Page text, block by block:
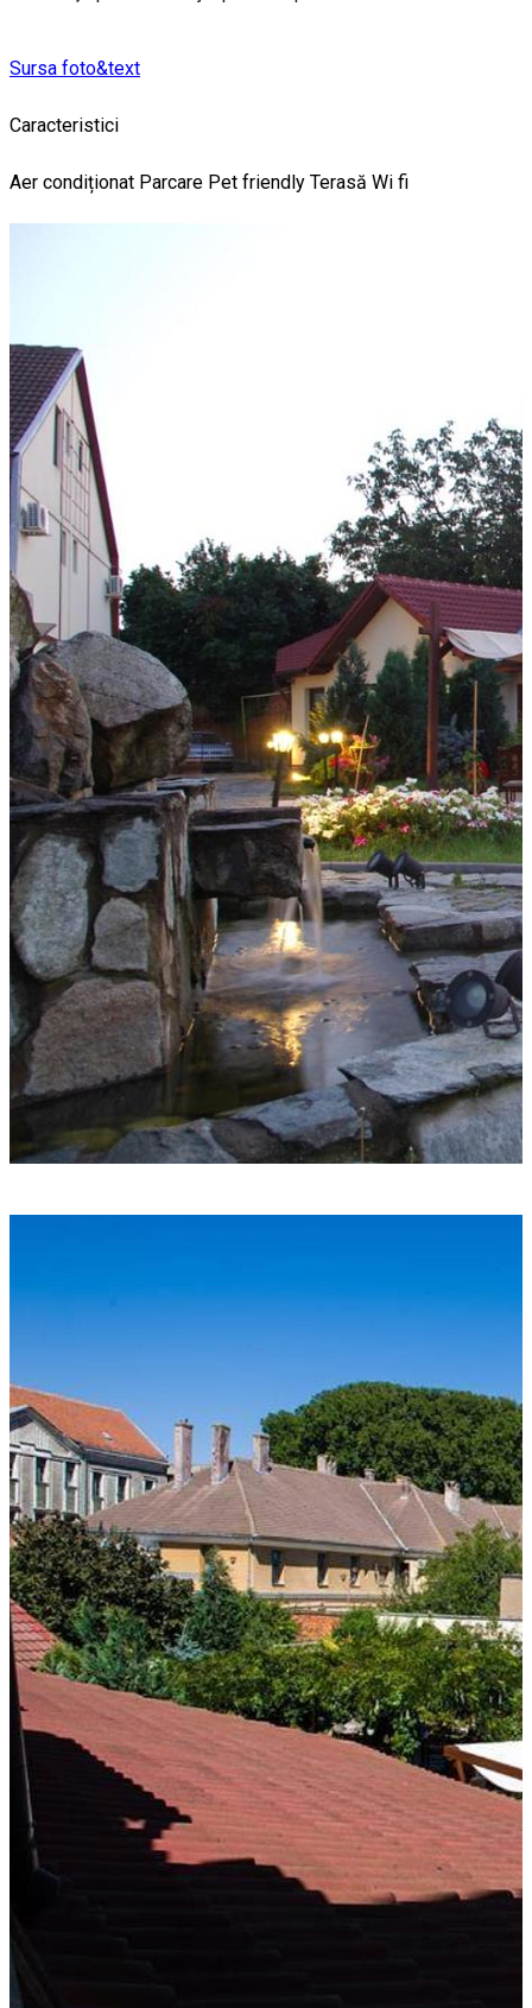
Sursa foto&text
Caracteristici
Aer condiționat Parcare Pet friendly Terasă Wi fi